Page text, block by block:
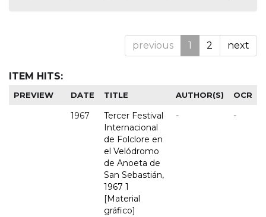
previous 1 2 next
ITEM HITS:
PREVIEW DATE TITLE AUTHOR(S) OCR
1967
Tercer Festival
Internacional
de Folclore en
el Velódromo
de Anoeta de
San Sebastián,
1967 1
[Material
gráfico]
- -